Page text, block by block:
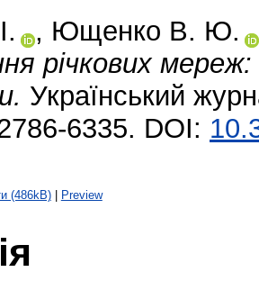
, Ющенко В. Ю.
річкових
Український
6335. DOI:
(486kB)| Preview